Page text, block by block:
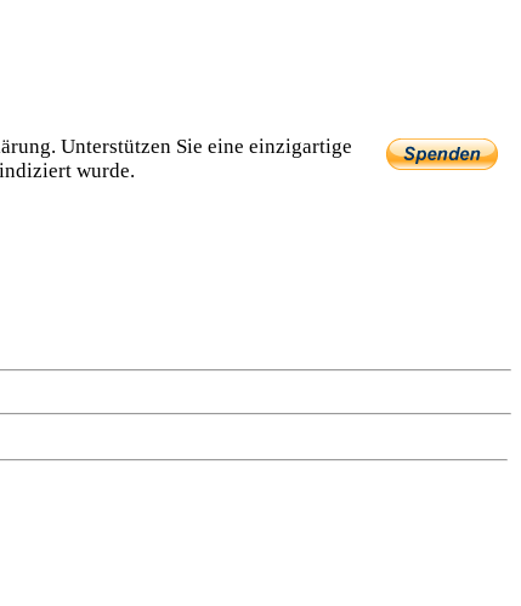
Unterstützen Sie eine einzig­artige
wurde.